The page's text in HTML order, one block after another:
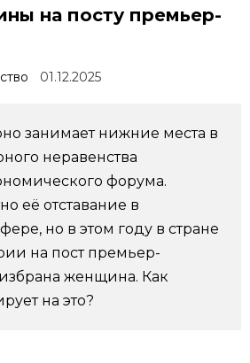
official SNS
на посту премьер-
01.12.2025
занимает нижние места в
неравенства
форума.
её отставание в
но в этом году в стране
на пост премьер-
женщина. Как
на это?